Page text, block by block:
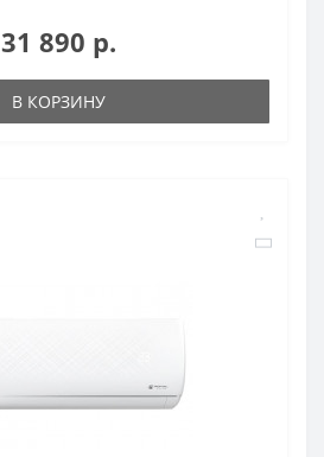
31 890 р.
В КОРЗИНУ